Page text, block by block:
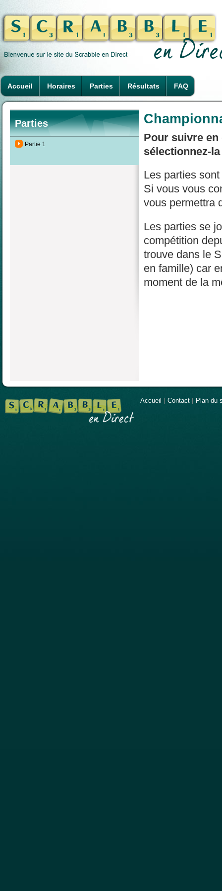
Accueil Horaires Parties Résultats FAQ
Parties
Partie 1
Pour suivre
sélectionnez-
Les parties
Si vous vous
vous permettra
Les parties se
compétition
trouve dans le
en famille) car
moment de la
Accueil Contact Plan du